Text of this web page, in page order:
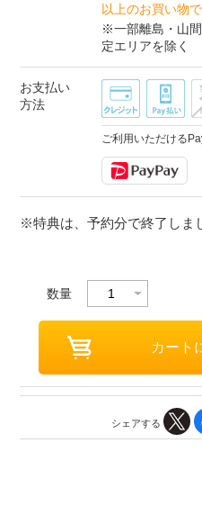
以上のお買い物
※一部離島・山
定エリアを除く
お支払い
方法
ご利用いただける
※特典は、予約分で終了しま
数量
シェアする